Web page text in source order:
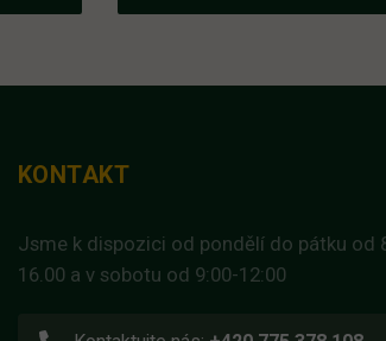
KONTAKT
Jsme k dispozici od pondělí do pátku od
16.00 a v sobotu od 9:00-12:00